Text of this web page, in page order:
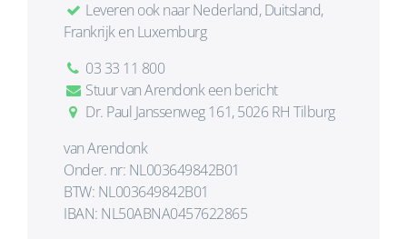
Leveren ook naar Nederland, Duitsland,
Frankrijk en Luxemburg
03 33 11 800
Stuur van Arendonk een bericht
Dr. Paul Janssenweg 161, 5026 RH Tilburg
van Arendonk
Onder. nr: NL003649842B01
BTW: NL003649842B01
IBAN: NL50ABNA0457622865